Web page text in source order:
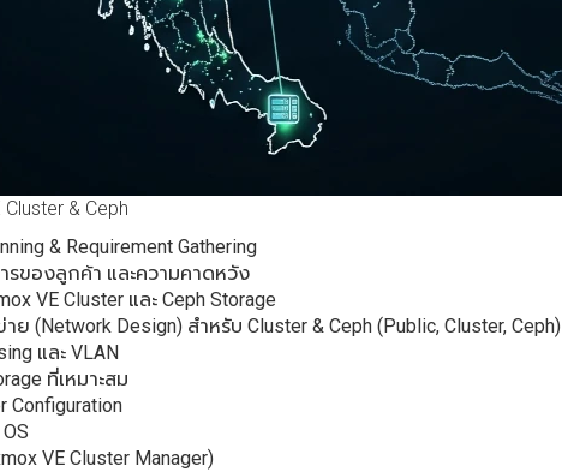
& Ceph
& Requirement Gathering
รของลูกค้า และความคาดหวัง
VE Cluster และ Ceph Storage
ย (Network Design) สำหรับ Cluster & Ceph (Public, Cluster, Ceph)
และ VLAN
ที่เหมาะสม
Configuration
VE Cluster Manager)